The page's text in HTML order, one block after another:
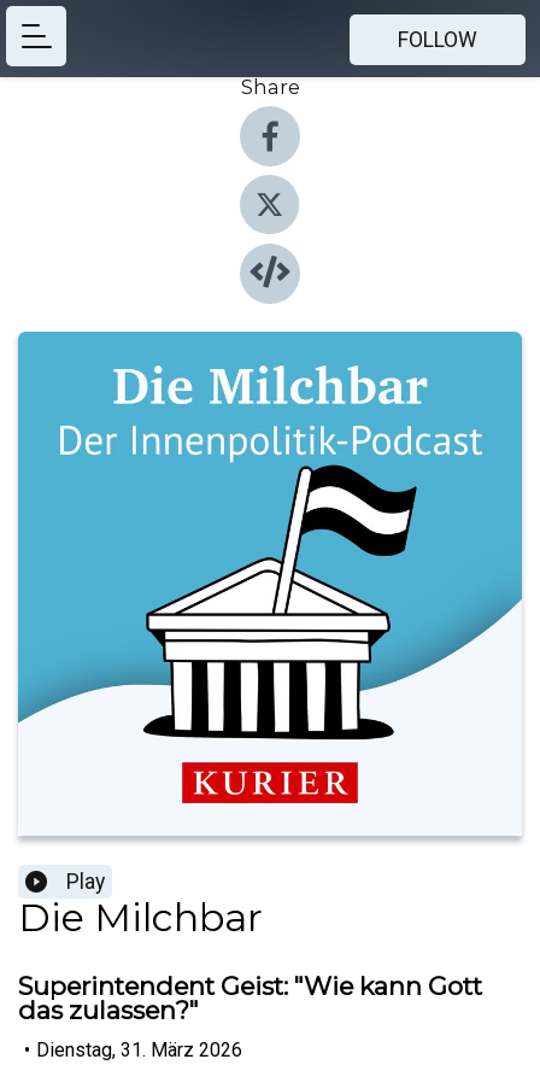
FOLLOW
Share
Play
Die Milchbar
Superintendent Geist: "Wie kann Gott
das zulassen?"
• Dienstag, 31. März 2026